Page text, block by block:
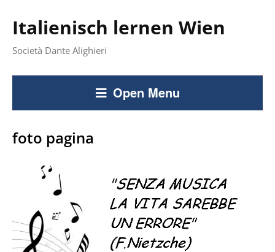
Italienisch lernen Wien
Società Dante Alighieri
Open Menu
foto pagina